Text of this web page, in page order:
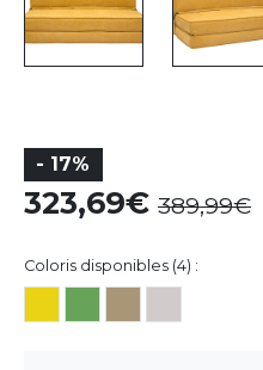
- 17%
323,69 389,99
Coloris disponibles (4) :